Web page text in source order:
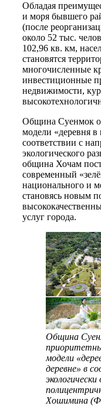
Обладая
и моря бывшего
(после
около 52 тыс.
102,96 кв. км,
становятся
многочисленные
инвестиционные
недвижимости,
Община Суенмок
модели «деревня
соответствии с
экологического
община Хочам
современный
национального и
становясь новым
услуг города.
Община
модели
деревне» в
Хошимина